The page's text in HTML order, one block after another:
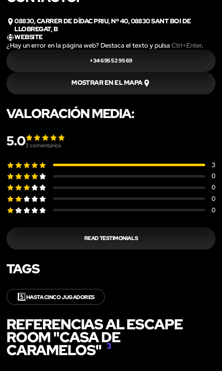
08830, CARRER DE DÍDAC PRIU, Nº 40, 08830 SANT BOI DE
LLOBREGAT, B
WEBSITE
¿Hay un error en la página web? Destaca el texto y pulsaCtrl+Enter.
+34 695 52 95 69
MOSTRAR EN EL MAPA
VALORACIÓN MEDIA:
5.03 comentarios
3
0
0
0
0
READ TESTIMONIALS
TAGS
5️⃣HASTA CINCO JUGADORES
REFERENCIAS AL ESCAPE
ROOM "CASA DE
CARAMELOS" 3